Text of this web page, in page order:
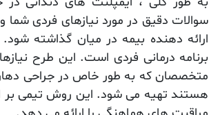
سوالات دقیق در مورد نیازهای فردی شما و
ارائه دهنده بیمه در میان گذاشته
برنامه درمانی فردی است. این طرح
متخصصان که به طور خاص در جراحی
هستند تهیه می شود. این روش تیمی بر